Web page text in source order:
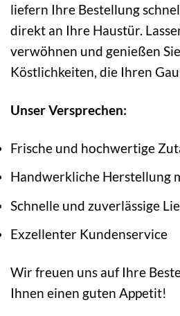
liefern Ihre Bestellung
direkt an Ihre Haustür.
verwöhnen und genießen
Köstlichkeiten, die Ihren
Unser Versprechen:
Frische und hochwertige
Handwerkliche Herstellung
Schnelle und zuverlässige
Exzellenter Kundenservice
Wir freuen uns auf Ihre
Ihnen einen guten Appetit!